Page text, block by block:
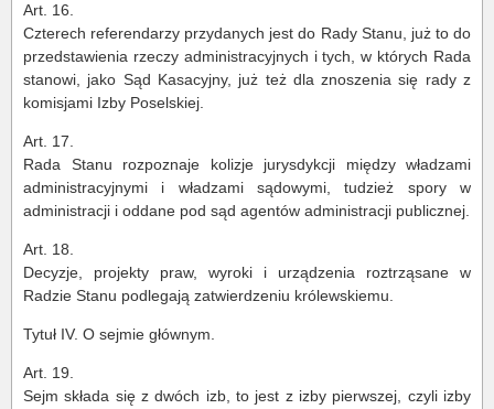
Art. 16.
Czterech referendarzy przydanych jest do Rady Stanu, już to do
przedstawienia rzeczy administracyjnych i tych, w których Rada
stanowi, jako Sąd Kasacyjny, już też dla znoszenia się rady z
komisjami Izby Poselskiej.
Art. 17.
Rada Stanu rozpoznaje kolizje jurysdykcji między władzami
administracyjnymi i władzami sądowymi, tudzież spory w
administracji i oddane pod sąd agentów administracji publicznej.
Art. 18.
Decyzje, projekty praw, wyroki i urządzenia roztrząsane w
Radzie Stanu podlegają zatwierdzeniu królewskiemu.
Tytuł IV. O sejmie głównym.
Art. 19.
Sejm składa się z dwóch izb, to jest z izby pierwszej, czyli izby